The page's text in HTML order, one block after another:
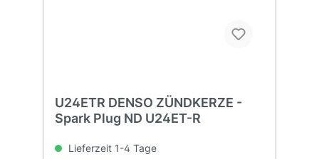
U24ETR DENSO ZÜNDKERZE -
Spark Plug ND U24ET-R
Lieferzeit 1-4 Tage